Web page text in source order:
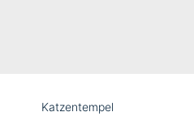
Katzentempel